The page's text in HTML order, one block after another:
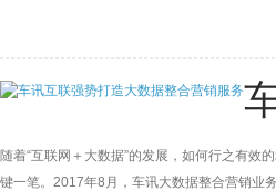
随着“互联网＋大数据”的发展，如何行之有效
键一笔。2017年8月，车讯大数据整合营销业